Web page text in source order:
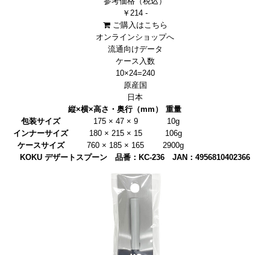
￥214 -
ご購入はこちら
オンラインショップへ
流通向けデータ
ケース入数
10×24=240
原産国
日本
縦×横×高さ・奥行（mm）
重量
包装サイズ
175 × 47 × 9
10g
インナーサイズ
180 × 215 × 15
106g
ケースサイズ
760 × 185 × 165
2900g
KOKU デザートスプーン 品番：KC-236 JAN：4956810402366